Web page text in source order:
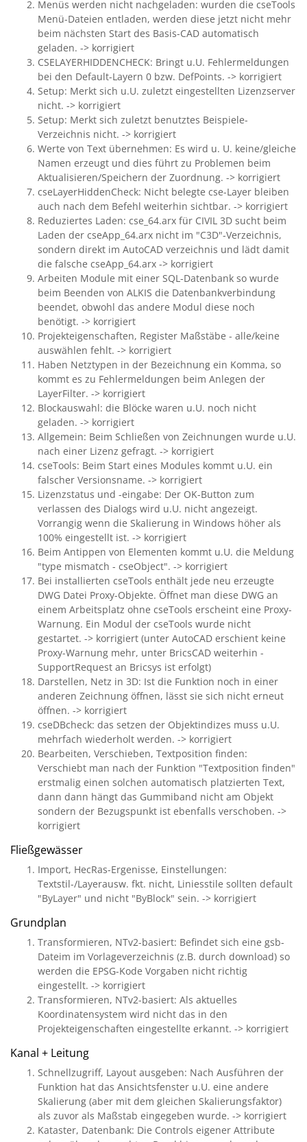
Menüs werden nicht nachgeladen: wurden die cseTools
Menü-Dateien entladen, werden diese jetzt nicht mehr
beim nächsten Start des Basis-CAD automatisch
geladen. -> korrigiert
CSELAYERHIDDENCHECK: Bringt u.U. Fehlermeldungen
bei den Default-Layern 0 bzw. DefPoints. -> korrigiert
Setup: Merkt sich u.U. zuletzt eingestellten Lizenzserver
nicht. -> korrigiert
Setup: Merkt sich zuletzt benutztes Beispiele-
Verzeichnis nicht. -> korrigiert
Werte von Text übernehmen: Es wird u. U. keine/gleiche
Namen erzeugt und dies führt zu Problemen beim
Aktualisieren/Speichern der Zuordnung. -> korrigiert
cseLayerHiddenCheck: Nicht belegte cse-Layer bleiben
auch nach dem Befehl weiterhin sichtbar. -> korrigiert
Reduziertes Laden: cse_64.arx für CIVIL 3D sucht beim
Laden der cseApp_64.arx nicht im "C3D"-Verzeichnis,
sondern direkt im AutoCAD verzeichnis und lädt damit
die falsche cseApp_64.arx -> korrigiert
Arbeiten Module mit einer SQL-Datenbank so wurde
beim Beenden von ALKIS die Datenbankverbindung
beendet, obwohl das andere Modul diese noch
benötigt. -> korrigiert
Projekteigenschaften, Register Maßstäbe - alle/keine
auswählen fehlt. -> korrigiert
Haben Netztypen in der Bezeichnung ein Komma, so
kommt es zu Fehlermeldungen beim Anlegen der
LayerFilter. -> korrigiert
Blockauswahl: die Blöcke waren u.U. noch nicht
geladen. -> korrigiert
Allgemein: Beim Schließen von Zeichnungen wurde u.U.
nach einer Lizenz gefragt. -> korrigiert
cseTools: Beim Start eines Modules kommt u.U. ein
falscher Versionsname. -> korrigiert
Lizenzstatus und -eingabe: Der OK-Button zum
verlassen des Dialogs wird u.U. nicht angezeigt.
Vorrangig wenn die Skalierung in Windows höher als
100% eingestellt ist. -> korrigiert
Beim Antippen von Elementen kommt u.U. die Meldung
"type mismatch - cseObject". -> korrigiert
Bei installierten cseTools enthält jede neu erzeugte
DWG Datei Proxy-Objekte. Öffnet man diese DWG an
einem Arbeitsplatz ohne cseTools erscheint eine Proxy-
Warnung. Ein Modul der cseTools wurde nicht
gestartet. -> korrigiert (unter AutoCAD erschient keine
Proxy-Warnung mehr, unter BricsCAD weiterhin -
SupportRequest an Bricsys ist erfolgt)
Darstellen, Netz in 3D: Ist die Funktion noch in einer
anderen Zeichnung öffnen, lässt sie sich nicht erneut
öffnen. -> korrigiert
cseDBcheck: das setzen der Objektindizes muss u.U.
mehrfach wiederholt werden. -> korrigiert
Bearbeiten, Verschieben, Textposition finden:
Verschiebt man nach der Funktion "Textposition finden"
erstmalig einen solchen automatisch platzierten Text,
dann dann hängt das Gummiband nicht am Objekt
sondern der Bezugspunkt ist ebenfalls verschoben. ->
korrigiert
Fließgewässer
Import, HecRas-Ergenisse, Einstellungen:
Textstil-/Layerausw. fkt. nicht, Liniesstile sollten default
"ByLayer" und nicht "ByBlock" sein. -> korrigiert
Grundplan
Transformieren, NTv2-basiert: Befindet sich eine gsb-
Dateim im Vorlageverzeichnis (z.B. durch download) so
werden die EPSG-Kode Vorgaben nicht richtig
eingestellt. -> korrigiert
Transformieren, NTv2-basiert: Als aktuelles
Koordinatensystem wird nicht das in den
Projekteigenschaften eingestellte erkannt. -> korrigiert
Kanal + Leitung
Schnellzugriff, Layout ausgeben: Nach Ausführen der
Funktion hat das Ansichtsfenster u.U. eine andere
Skalierung (aber mit dem gleichen Skalierungsfaktor)
als zuvor als Maßstab eingegeben wurde. -> korrigiert
Kataster, Datenbank: Die Controls eigener Attribute